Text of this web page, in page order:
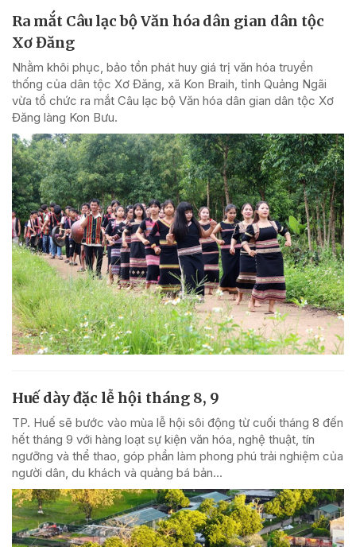
Ra mắt Câu lạc bộ Văn hóa dân gian dân tộc
Xơ Đăng
Nhằm khôi phục, bảo tồn phát huy giá trị văn hóa truyền
thống của dân tộc Xơ Đăng, xã Kon Braih, tỉnh Quảng Ngãi
vừa tổ chức ra mắt Câu lạc bộ Văn hóa dân gian dân tộc Xơ
Đăng làng Kon Bưu.
Huế dày đặc lễ hội tháng 8, 9
TP. Huế sẽ bước vào mùa lễ hội sôi động từ cuối tháng 8 đến
hết tháng 9 với hàng loạt sự kiện văn hóa, nghệ thuật, tín
ngưỡng và thể thao, góp phần làm phong phú trải nghiệm của
người dân, du khách và quảng bá bản...